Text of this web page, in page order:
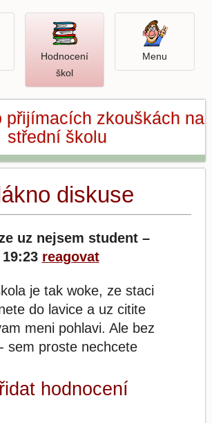
Menu
Hodnocení
školOtevři
hodnocení
přijímacích zkouškách na
střední školu
diskuse
uz nejsem student –
19:23 reagovat
je tak woke, ze staci
do lavice a uz citite
meni pohlavi. Ale bez
sem proste nechcete
hodnocení